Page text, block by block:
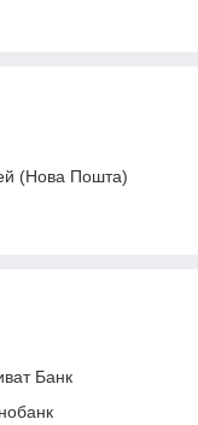
(Нова Пошта)
Банк